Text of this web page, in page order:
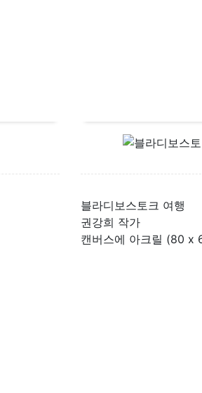
블라디보스토크 여행
권강희 작가
캔버스에 아크릴 (80 x